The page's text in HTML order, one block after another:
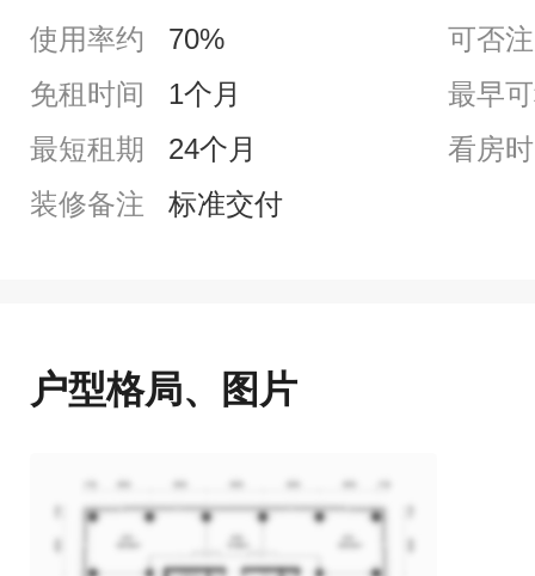
使用率约 70%
可否
免租时间
1个月
最早
最短租期
24个月
看房
装修备注
标准交付
户型格局、图片